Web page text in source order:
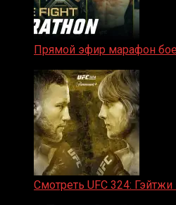
Прямой эфир марафон
Смотреть UFC 324: